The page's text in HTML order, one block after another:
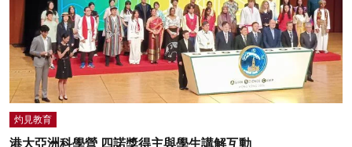
灼見教育
港大亞洲科學營 四諾獎得主與學生講解互動